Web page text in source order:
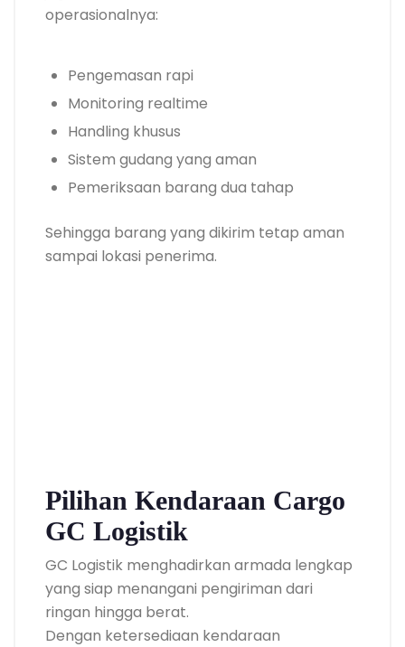
operasionalnya:
Pengemasan rapi
Monitoring realtime
Handling khusus
Sistem gudang yang aman
Pemeriksaan barang dua tahap
Sehingga barang yang dikirim tetap aman
sampai lokasi penerima.
Pilihan Kendaraan Cargo
GC Logistik
GC Logistik menghadirkan armada lengkap
yang siap menangani pengiriman dari
ringan hingga berat.
Dengan ketersediaan kendaraan